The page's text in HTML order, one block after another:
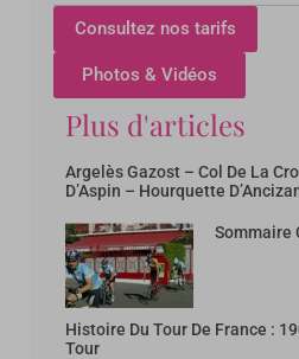
Consultez nos tarifs
Photos & Vidéos
Plus d'articles
Argelès Gazost – Col De La
D’Aspin – Hourquette
Sommaire
Histoire Du Tour De France :
Tour